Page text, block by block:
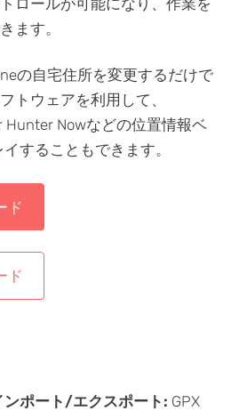
ます。
の自宅住所を変更するだけで
トウェアを利用して、
Hunter Nowなどの位置情報ベ
することもできます。
ド
ド
ンポート/エクスポート: GPX